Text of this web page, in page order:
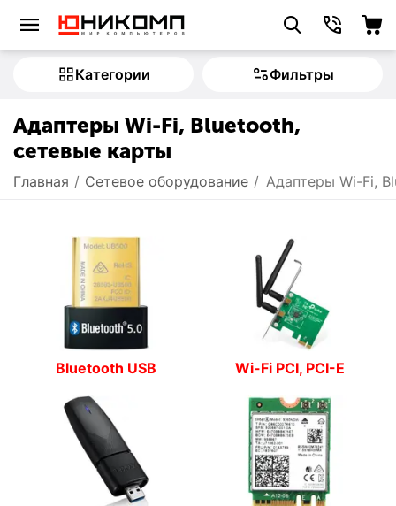
Категории Фильтры
Адаптеры Wi-Fi, Bluetooth,
сетевые карты
Главная / Сетевое оборудование / Адаптеры Wi-Fi,
Bluetooth USB Wi-Fi PCI, PCI-E